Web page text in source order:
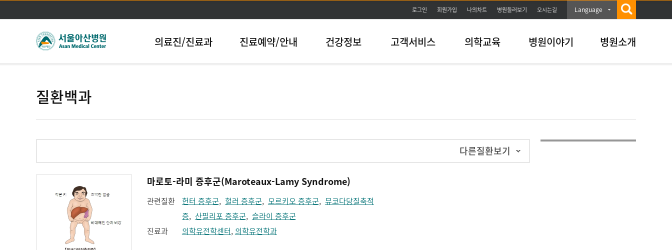
본문바로가기
로그인 회원가입 나의차트 병원둘러보기 오시는길 Language
의료진/진료과 진료예약/안내 건강정보 고객서비스 의학교육 병원이야기 병원소개
질환백과
다른질환보기
마로토-라미 증후군(Maroteaux-Lamy Syndrome)
관련질환 헌터 증후군, 헐러 증후군, 모르키오 증후군, 뮤코다당질축적
증, 산필리포 증후군, 슬라이 증후군
진료과
의학유전학센터, 의학유전학과